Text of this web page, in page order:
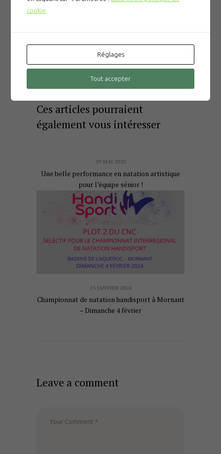
Ces articles pourraient
également vous intéresser
29 MAI 2025
Une belle performance en natation artistique
pour l’équipe sénior !
15 JANVIER 2024
Championnat de natation handisport à Mornant
– Dimanche 4 février
Leave a comment
cookie
Réglages
Tout accepter